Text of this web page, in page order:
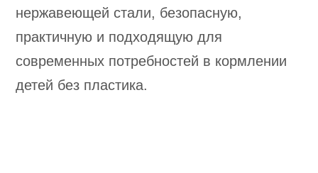
нержавеющей стали, безопасную,
практичную и подходящую для
современных потребностей в кормлении
детей без пластика.